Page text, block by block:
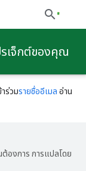
รเจ็กต์ของคุณ
ร่วมรายชื่ออีเมล อ่าน
ต้องการ การแปลโดย